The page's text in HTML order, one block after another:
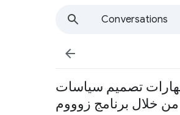
Conversations

مهارات تصميم سياسات